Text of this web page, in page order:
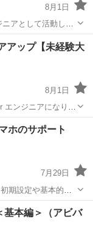
8月1日
アとして活動して
お渡しすることが
きるまで弟子とし
オンライン
アップ【未経験大
8月1日
んでステップアッ
Java
7月29日
期設定や基本的な
パーツ交換・ホー
ーやドメインの購
基本編＞（アビバ